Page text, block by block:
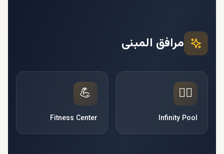
مرافق المبنى
🏊‍♂️
Infinity Pool
💪
Fitness Center